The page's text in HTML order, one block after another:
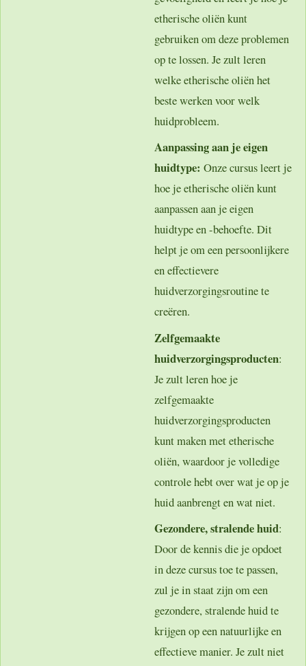
etherische oliën kunt
gebruiken om deze problemen
op te lossen. Je zult leren
welke etherische oliën het
beste werken voor welk
huidprobleem.
Aanpassing aan je eigen
huidtype: Onze cursus leert je
hoe je etherische oliën kunt
aanpassen aan je eigen
huidtype en -behoefte. Dit
helpt je om een persoonlijkere
en effectievere
huidverzorgingsroutine te
creëren.
Zelfgemaakte
huidverzorgingsproducten:
Je zult leren hoe je
zelfgemaakte
huidverzorgingsproducten
kunt maken met etherische
oliën, waardoor je volledige
controle hebt over wat je op je
huid aanbrengt en wat niet.
Gezondere, stralende huid:
Door de kennis die je opdoet
in deze cursus toe te passen,
zul je in staat zijn om een
gezondere, stralende huid te
krijgen op een natuurlijke en
effectieve manier. Je zult niet